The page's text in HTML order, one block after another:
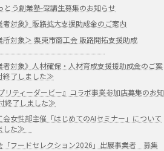
とう創業塾-受講生募集のお知らせ
者対象》販路拡大支援助成金のご案内
所対象＞ 栗東市商工会 販路開拓支援助成
者対象》人材確保・人材育成支援援助成金のご案
了しました≫
リティーダービー』コラボ事業参加店募集のお知
終了しました≫
会女性部主催「はじめてのAIセミナー」について
した≫
「フードセレクション2026」出展事業者 募集